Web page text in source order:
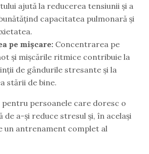
ajută la reducerea tensiunii și a
capacitatea pulmonară și
pe mișcare: Concentrarea pe
și mișcările ritmice contribuie la
de gândurile stresante și la
stării de bine.
persoanele care doresc o
de a-și reduce stresul și, în același
un antrenament complet al